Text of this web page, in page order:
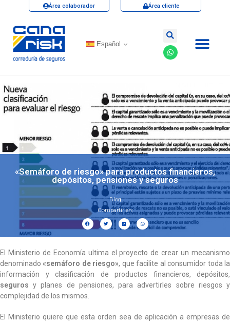
Área colaborador Área cliente
Español
«Semáforo de riesgo» para productos financieros,
depósitos, pensiones y seguros
Blog
Compartir en:
El Ministerio de Economía ultima el proyecto de crear un mecanismo
denominado«semáforo de riesgo», que facilite al consumidor toda la
información y clasificación de productos financieros, depósitos,
seguros y planes de pensiones, para advertirles sobre riesgos y
complejidad de los mismos.
El Ministerio quiere que esta orden sea de aplicación a empresas de